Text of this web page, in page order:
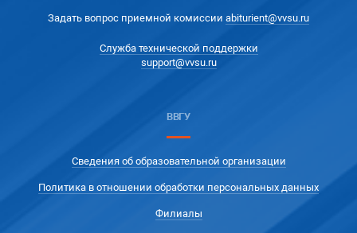
Задать вопрос приемной комиссии abiturient@vvsu.ru
Служба технической поддержки
support@vvsu.ru
ВВГУ
Сведения об образовательной организации
Политика в отношении обработки персональных данных
Филиалы